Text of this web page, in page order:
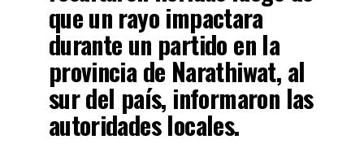
que un rayo impactara
durante un partido en la
provincia de Narathiwat, al
sur del país, informaron las
autoridades locales.